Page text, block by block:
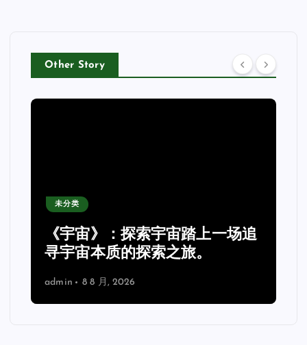
Other Story
未分类
《宇宙》：探索宇宙踏上一场追
寻宇宙本质的探索之旅。
admin 8 8 月, 2026